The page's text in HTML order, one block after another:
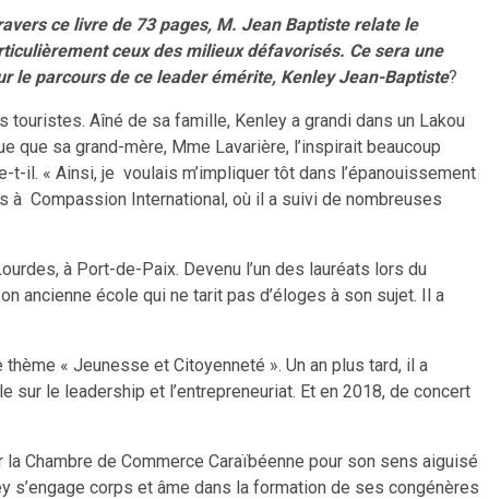
ce livre de 73 pages, M. Jean Baptiste relate le
ceux des milieux défavorisés. Ce sera une
le parcours de ce leader émérite, Kenley Jean-Baptiste?
Aîné de sa famille, Kenley a grandi dans un Lakou
que sa grand-mère, Mme Lavarière, l’inspirait beaucoup
il. « Ainsi, je voulais m’impliquer tôt dans l’épanouissement
à Compassion International, où il a suivi de nombreuses
à Port-de-Paix. Devenu l’un des lauréats lors du
ancienne école qui ne tarit pas d’éloges à son sujet. Il a
« Jeunesse et Citoyenneté ». Un an plus tard, il a
le leadership et l’entrepreneuriat. Et en 2018, de concert
Chambre de Commerce Caraïbéenne pour son sens aiguisé
s’engage corps et âme dans la formation de ses congénères